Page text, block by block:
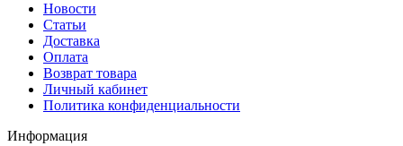
Новости
Статьи
Доставка
Оплата
Возврат товара
Личный кабинет
Политика конфиденциальности
Информация